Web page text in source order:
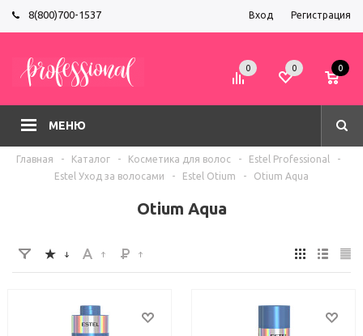
8(800)700-1537 Вход Регистрация
МЕНЮ
0 0 0
Главная - Каталог - Косметика для волос - Estel Professional
-
Estel Уход за волосами
- Estel Otium - Otium Aqua
Otium Aqua